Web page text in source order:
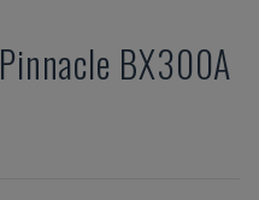
Pinnacle BX300A